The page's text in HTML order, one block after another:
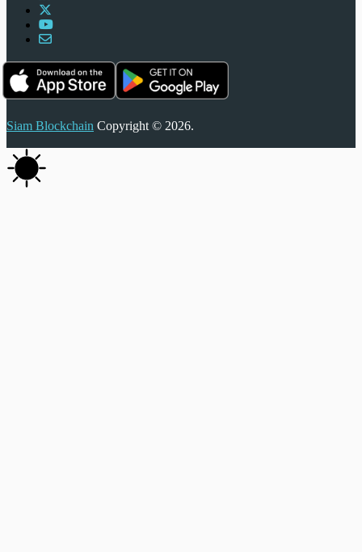
Siam Blockchain Copyright © 2026.